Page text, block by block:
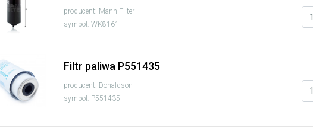
producent: Mann Filter
symbol: WK8161
Filtr paliwa P551435
producent: Donaldson
symbol: P551435